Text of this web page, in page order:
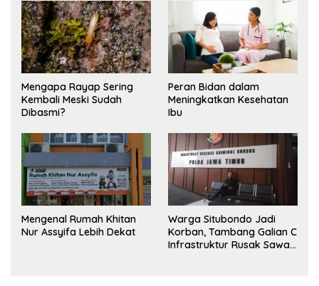
Mengapa Rayap Sering
Kembali Meski Sudah
Dibasmi?
Peran Bidan dalam
Meningkatkan Kesehatan
Ibu
Mengenal Rumah Khitan
Nur Assyifa Lebih Dekat
Warga Situbondo Jadi
Korban, Tambang Galian C
Infrastruktur Rusak Sawah